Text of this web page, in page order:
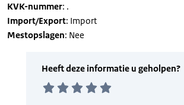
KVK-nummer: .
Import/Export: Import
Mestopslagen: Nee